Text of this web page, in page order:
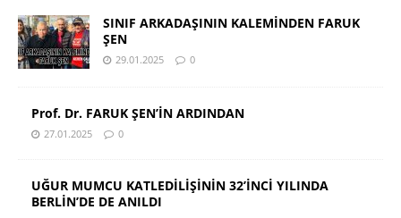
SINIF ARKADAŞININ KALEMİNDEN FARUK
ŞEN
29.01.2025 0
Prof. Dr. FARUK ŞEN’İN ARDINDAN
27.01.2025 0
UĞUR MUMCU KATLEDİLİŞİNİN 32’İNCİ YILINDA
BERLİN’DE DE ANILDI